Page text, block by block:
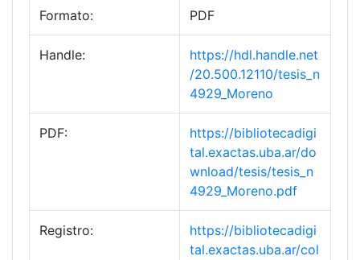
Formato: PDF
Handle:
https://hdl.handle.net
/20.500.12110/tesis_n
4929_Moreno
PDF:
https://bibliotecadigi
tal.exactas.uba.ar/do
wnload/tesis/tesis_n
4929_Moreno.pdf
Registro:
https://bibliotecadigi
tal.exactas.uba.ar/col